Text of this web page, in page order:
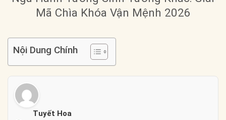
Mã Chìa Khóa Vận Mệnh 2026
Nội Dung Chính
Tuyết Hoa